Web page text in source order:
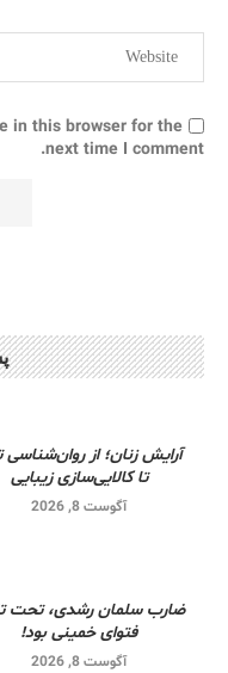
in this browser for the
next time I comment.
آرایش زنان؛ از روان‌شناسی
تا کالایی‌سازی زیبایی
آگوست 8, 2026
ضارب سلمان رشدی، تحت
فتوای خمینی بود!
آگوست 8, 2026